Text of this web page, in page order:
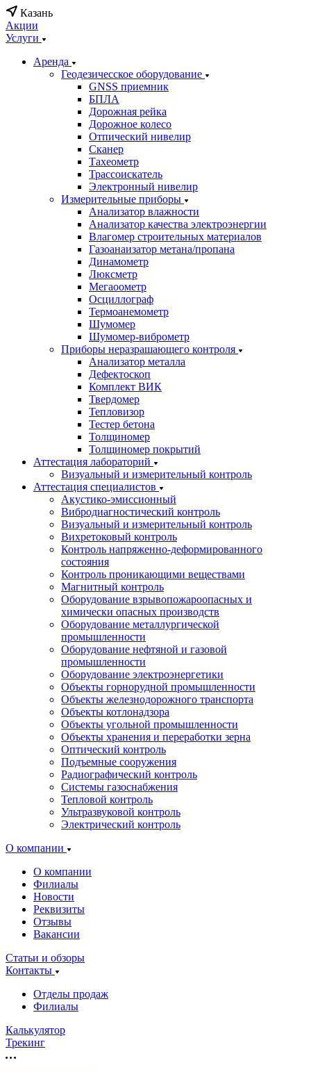
Казань
Акции
Услуги
Аренда
Геодезичесское оборудование
GNSS приемник
БПЛА
Дорожная рейка
Дорожное колесо
Отпический нивелир
Сканер
Тахеометр
Трассоискатель
Электронный нивелир
Измерительные приборы
Анализатор влажности
Анализатор качества электроэнергии
Влагомер строительных материалов
Газоанаизатор метана/пропана
Динамометр
Люксметр
Мегаоометр
Осциллограф
Термоанемометр
Шумомер
Шумомер-виброметр
Приборы неразрашающего контроля
Анализатор металла
Дефектоскоп
Комплект ВИК
Твердомер
Тепловизор
Тестер бетона
Толщиномер
Толщиномер покрытий
Аттестация лабораторий
Визуальный и измерительный контроль
Аттестация специалистов
Акустико-эмиссионный
Вибродиагностический контроль
Визуальный и измерительный контроль
Вихретоковый контроль
Контроль напряженно-деформированного
состояния
Контроль проникающими веществами
Магнитный контроль
Оборудование взрывопожароопасных и
химически опасных производств
Оборудование металлургической
промышленности
Оборудование нефтяной и газовой
промышленности
Оборудование электроэнергетики
Объекты горнорудной промышленности
Объекты железнодорожного транспорта
Объекты котлонадзора
Объекты угольной промышленности
Объекты хранения и переработки зерна
Оптический контроль
Подъемные сооружения
Радиографический контроль
Системы газоснабжения
Тепловой контроль
Ультразвуковой контроль
Электрический контроль
О компании
О компании
Филиалы
Новости
Реквизиты
Отзывы
Вакансии
Статьи и обзоры
Контакты
Отделы продаж
Филиалы
Калькулятор
Трекинг